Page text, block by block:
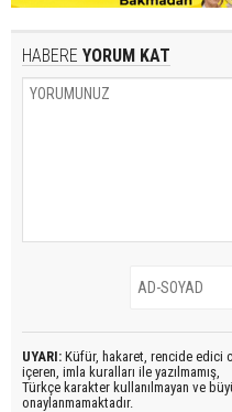
HABERE YORUM KAT
UYARI: Küfür, hakaret, rencide edici
içeren, imla kuralları ile yazılmamış,
Türkçe karakter kullanılmayan ve
onaylanmamaktadır.